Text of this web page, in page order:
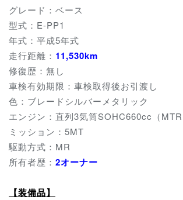
グレード：ベース
型式：E-PP1
年式：平成5年式
走行距離： 11,530km
修復歴：無し
車検有効期限：車検取得後お引渡し
色：ブレードシルバーメタリック
エンジン：直列3気筒SOHC660cc（
ミッション：5MT
駆動方式：MR
所有者歴： 2オーナー
【装備品】